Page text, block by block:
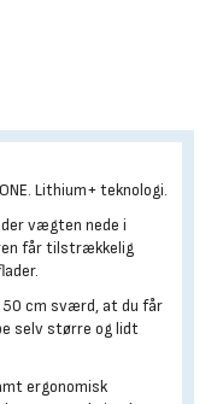
Lithium+ teknologi.
vægten nede i
får tilstrækkelig
cm sværd, at du får
selv større og lidt
ergonomisk